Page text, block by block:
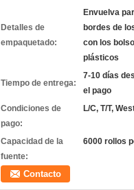
Detalles de
empaquetado:
Envuelva
bordes de
con los
plásticos
Tiempo de entrega:
7-10 días
el pago
Condiciones de
pago:
L/C, T/T,
Capacidad de la
fuente:
6000 rollos
Contacto